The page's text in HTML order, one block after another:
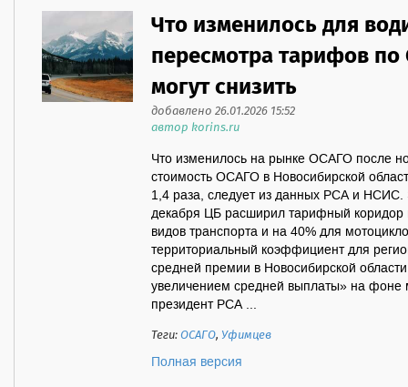
Что изменилось для
пересмотра тарифов
могут снизить
добавлено 26.01.2026 15:52
автор korins.ru
Что изменилось на рынке ОСАГО после
стоимость ОСАГО в Новосибирской
1,4 раза, следует из данных РСА и НСИС.
декабря ЦБ расширил тарифный коридор
видов транспорта и на 40% для
территориальный коэффициент для
средней премии в Новосибирской
увеличением средней выплаты» на фоне
президент РСА ...
Теги:ОСАГО, Уфимцев
Полная версия